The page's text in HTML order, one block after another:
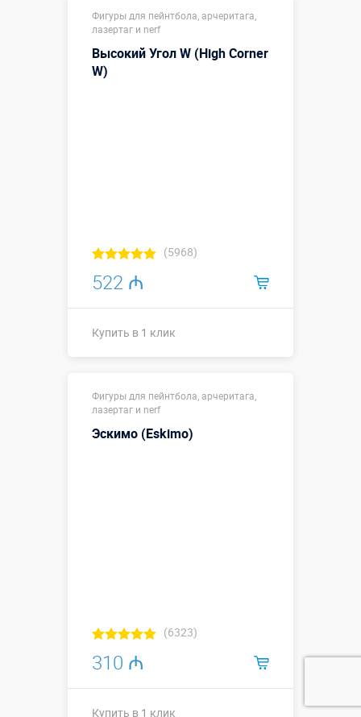
Размеры, м:
1,2
Фигуры для пейнтбола, арчеритага,
лазертаг и nerf
Высокий Угол W (High Corner
W)
(5968)
522 ₼
Купить в 1 клик
Размеры, м:
1,6
Фигуры для пейнтбола, арчеритага,
лазертаг и nerf
Эскимо (Eskimo)
(6323)
310 ₼
Купить в 1 клик